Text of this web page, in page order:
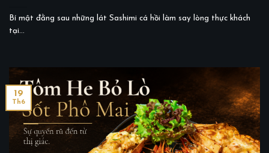
Bí mật đằng sau những lát Sashimi cá hồi làm say lòng thực khách
tại...
19
Th6